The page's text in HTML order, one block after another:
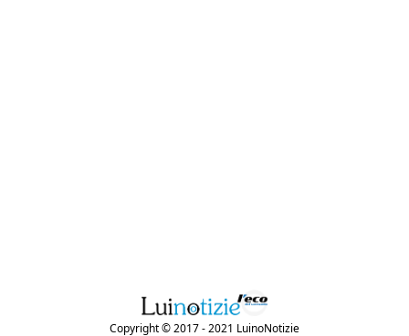
Copyright © 2017 - 2021 LuinoNotizie